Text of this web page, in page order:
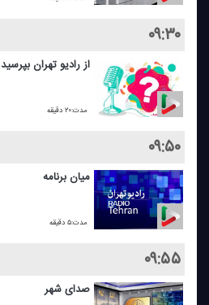
۰۹:۳۰
از رادیو تهران بپرسید
مدت:۲۰ دقیقه
۰۹:۵۰
میان برنامه
مدت:۵ دقیقه
۰۹:۵۵
صدای شهر